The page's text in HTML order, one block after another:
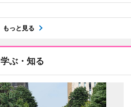
もっと見る
学ぶ・知る